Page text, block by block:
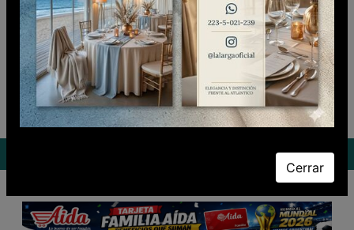
Sábado 08 de Agosto de 2026 CIUDADANO CLUB
Cerrar